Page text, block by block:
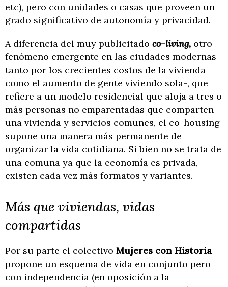
etc), pero con unidades o casas que proveen un
grado significativo de autonomía y privacidad.
A diferencia del muy publicitado co-living, otro
fenómeno emergente en las ciudades modernas -
tanto por los crecientes costos de la vivienda
como el aumento de gente viviendo sola-, que
refiere a un modelo residencial que aloja a tres o
más personas no emparentadas que comparten
una vivienda y servicios comunes, el co-housing
supone una manera más permanente de
organizar la vida cotidiana. Si bien no se trata de
una comuna ya que la economía es privada,
existen cada vez más formatos y variantes.
Más que viviendas, vidas
compartidas
Por su parte el colectivo Mujeres con Historia
propone un esquema de vida en conjunto pero
con independencia (en oposición a la